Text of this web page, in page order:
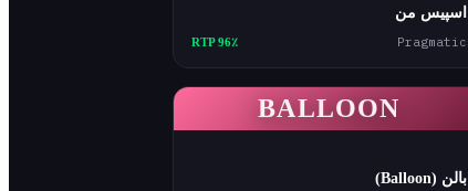
اسپیس من
Pragmatic RTP 96٪
BALLOON
بالن (Balloon)